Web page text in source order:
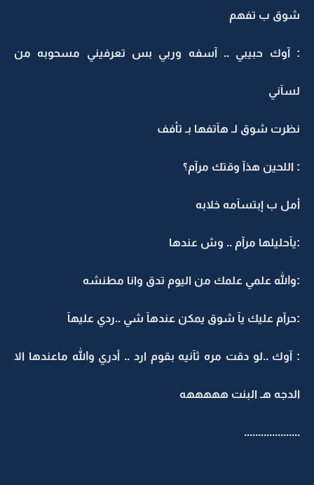
شوق ب تفهم
: آوك حبيبي .. آسفه وربي بس تعرفيني مسحوبه من
لسآني
نظرت شوق لـ هآتفها بـ تأفف
: اللحين هذآ وقتك مرآم؟
أمل ب إبتسآمه خلابه
:يآحليلها مرآم .. وش عندها
:والله علمي علمك من اليوم تدق وانا مطنشه
:حرآم عليك يآ شوق يمكن عندهآ شي ..ردي عليهآ
: آوك ..لو دقت مره ثآنيه بقوم ارد .. أدري والله ماعندها الا
الدجه هـ البنت هههههه
....................